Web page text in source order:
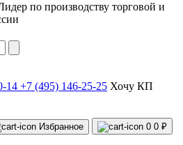
по производству торговой и
14 +7 (495) 146-25-25 Хочу КП
Избранное 0 0 ₽